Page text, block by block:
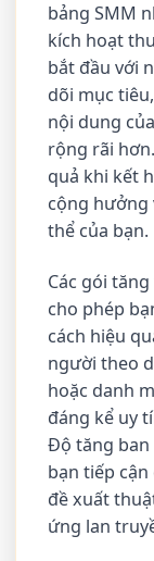
bảng SMM
kích hoạt
bắt đầu với
dõi mục
nội dung
rộng rãi
quả khi kết
cộng hưởng
thể của bạn.
Các gói
cho phép
cách hiệu
người theo
hoặc danh
đáng kể uy
Độ tăng ban
bạn tiếp
đề xuất
ứng lan